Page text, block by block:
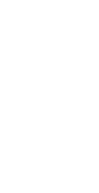
失败的控制、开放
划，并将其与问题
与合规问题关联的
中的每项任务，并
工作。
次移动到未处理状